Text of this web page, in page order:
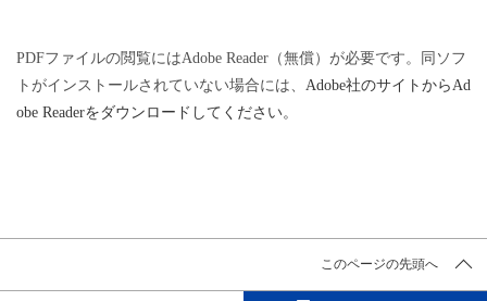
PDFファイルの閲覧にはAdobe Reader（無償）が必要です。同ソフ
トがインストールされていない場合には、 Adobe社のサイトからAd
obe Readerをダウンロードしてください。
このページの先頭へ